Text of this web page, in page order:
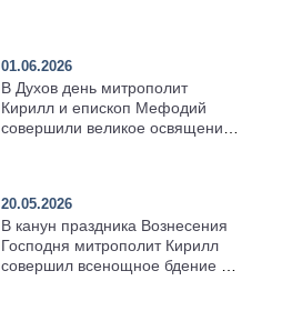
01.06.2026
В Духов день митрополит
Кирилл и епископ Мефодий
совершили великое освящение
20.05.2026
В канун праздника Вознесения
Господня митрополит Кирилл
совершил всенощное бдение в